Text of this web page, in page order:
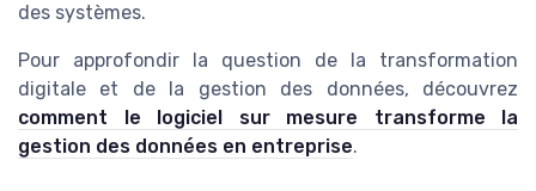
des systèmes.
Pour approfondir la question de la transformation
digitale et de la gestion des données, découvrez
comment le logiciel sur mesure transforme la
gestion des données en entreprise.